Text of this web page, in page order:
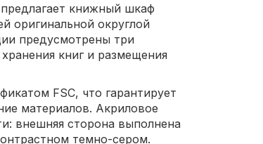
книжный шкаф
оригинальной округлой
предусмотрены три
книг и размещения
FSC, что гарантирует
материалов. Акриловое
внешняя сторона выполнена
темно-сером.